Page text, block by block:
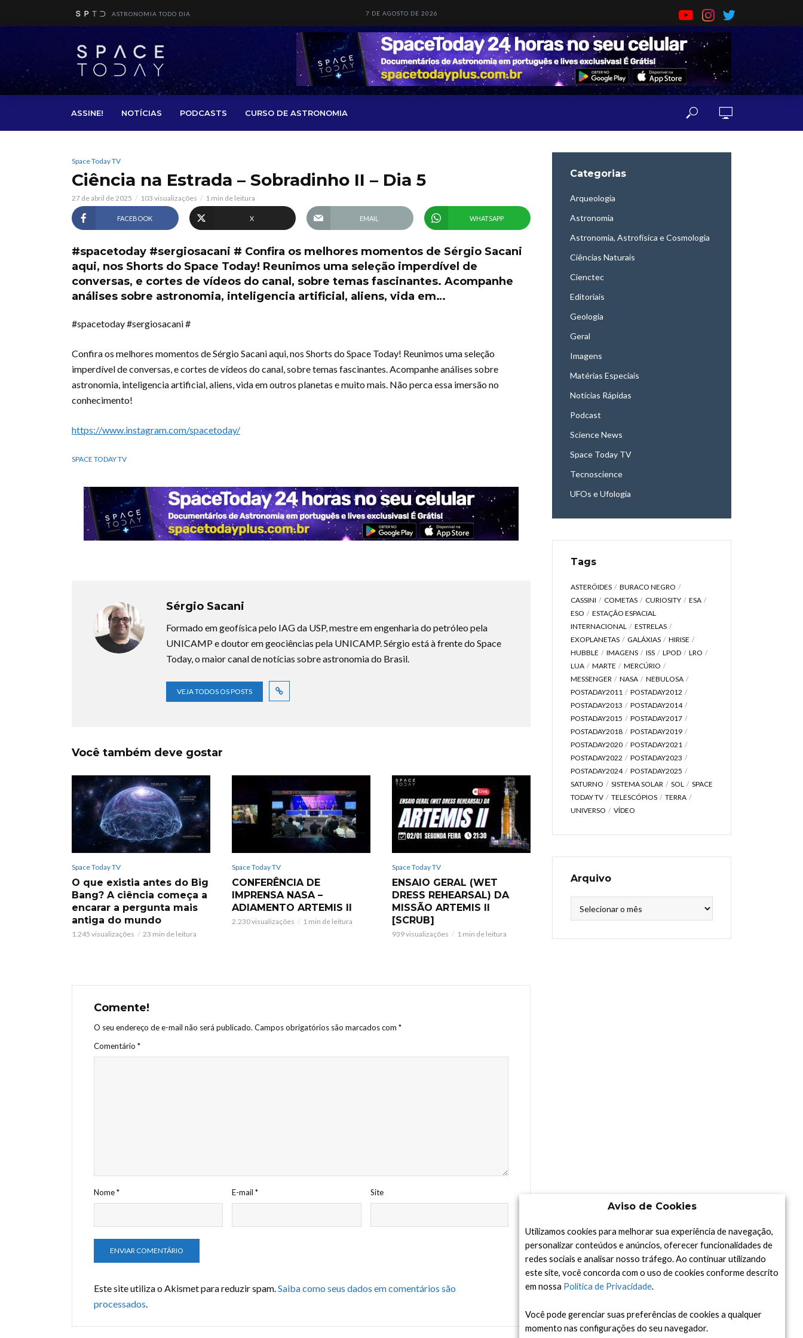
ASTRONOMIA TODO DIA 7 DE AGOSTO DE 2026
ASSINE! NOTÍCIAS PODCASTS CURSO DE ASTRONOMIA
Space Today TV
Ciência na Estrada – Sobradinho II – Dia 5
27 de abril de 2025 103 visualizações 1 min de leitura
FACEBOOK X EMAIL WHATSAPP
#spacetoday #sergiosacani # Confira os melhores momentos de Sérgio Sacani
aqui, nos Shorts do Space Today! Reunimos uma seleção imperdível de
conversas, e cortes de vídeos do canal, sobre temas fascinantes. Acompanhe
análises sobre astronomia, inteligencia artificial, aliens, vida em…
#spacetoday #sergiosacani #
Confira os melhores momentos de Sérgio Sacani aqui, nos Shorts do Space Today! Reunimos uma seleção
imperdível de conversas, e cortes de vídeos do canal, sobre temas fascinantes. Acompanhe análises sobre
astronomia, inteligencia artificial, aliens, vida em outros planetas e muito mais. Não perca essa imersão no
conhecimento!
https://www.instagram.com/spacetoday/
SPACE TODAY TV
Sérgio Sacani
Formado em geofísica pelo IAG da USP, mestre em engenharia do petróleo pela
UNICAMP e doutor em geociências pela UNICAMP. Sérgio está à frente do Space
Today, o maior canal de notícias sobre astronomia do Brasil.
VEJA TODOS OS POSTS
Você também deve gostar
Space Today TV
O que existia antes do Big
Bang? A ciência começa a
encarar a pergunta mais
antiga do mundo
1.245 visualizações 23 min de leitura
Space Today TV
CONFERÊNCIA DE
IMPRENSA NASA –
ADIAMENTO ARTEMIS II
2.230 visualizações 1 min de leitura
Space Today TV
ENSAIO GERAL (WET
DRESS REHEARSAL) DA
MISSÃO ARTEMIS II
[SCRUB]
939 visualizações 1 min de leitura
Comente!
O seu endereço de e-mail não será publicado. Campos obrigatórios são marcados com *
Comentário *
Nome* E-mail* Site
Este site utiliza o Akismet para reduzir spam.Saiba como seus dados em comentários são
processados.
Categorias
Arqueologia
Astronomia
Astronomia, Astrofísica e Cosmologia
Ciências Naturais
Cienctec
Editoriais
Geologia
Geral
Imagens
Matérias Especiais
Notícias Rápidas
Podcast
Science News
Space Today TV
Tecnoscience
UFOs e Ufologia
Tags
ASTERÓIDES
BURACO NEGRO
CASSINI
COMETAS CURIOSITY
ESA
ESO
ESTAÇÃO ESPACIAL
INTERNACIONAL
ESTRELAS
EXOPLANETAS
GALÁXIAS
HIRISE
HUBBLE
IMAGENS ISS LPOD
LRO
LUA
MARTE
MERCÚRIO
MESSENGER
NASA
NEBULOSA
POSTADAY2011
POSTADAY2012
POSTADAY2013
POSTADAY2014
POSTADAY2015
POSTADAY2017
POSTADAY2018
POSTADAY2019
POSTADAY2020
POSTADAY2021
POSTADAY2022
POSTADAY2023
POSTADAY2024
POSTADAY2025
SATURNO
SISTEMA SOLAR SOL
SPACE
TODAY TV
TELESCÓPIOS
TERRA
UNIVERSO
VÍDEO
Arquivo
Aviso de Cookies
Utilizamos cookies para melhorar sua experiência de navegação,
personalizar conteúdos e anúncios, oferecer funcionalidades de
redes sociais e analisar nosso tráfego. Ao continuar utilizando
este site, você concorda com o uso de cookies conforme descrito
em nossa Política de Privacidade.
Você pode gerenciar suas preferências de cookies a qualquer
momento nas configurações do seu navegador.